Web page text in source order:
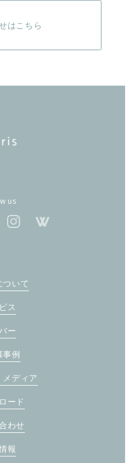
はこちら
us
ついて
ス
ー
事例
メディア
ード
わせ
報